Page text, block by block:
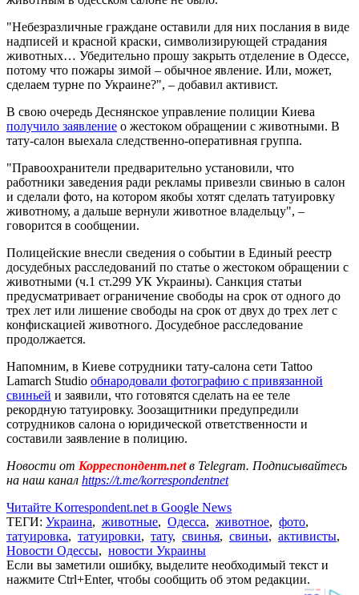
"Небезразличные граждане оставили для них послания в виде
надписей и красной краски, символизирующей страдания
животных… Убедительно прошу закрыть отделение в Одессе,
потому что пожары зимой – обычное явление. Или, может,
сделаем турне по Украине?", – добавил активист.
В свою очередь Деснянское управление полиции Киева
получило заявление о жестоком обращении с животными. В
тату-салон выехала следственно-оперативная группа.
"Правоохранители предварительно установили, что
работники заведения ради рекламы привезли свинью в салон
и сделали фото, на котором якобы хотят сделать татуировку
животному, а дальше вернули животное владельцу", –
говорится в сообщении.
Полицейские внесли сведения о событии в Единый реестр
досудебных расследований по статье о жестоком обращении с
животными (ч.1 ст.299 УК Украины). Санкция статьи
предусматривает ограничение свободы на срок от одного до
трех лет или лишение свободы на срок от двух до трех лет с
конфискацией животного. Досудебное расследование
продолжается.
Напомним, в Киеве сотрудники тату-салона сети Tattoo
Lamarch Studio обнародовали фотографию с привязанной
свиньей и заявили, что готовятся сделать на ее теле
рекордную татуировку. Зоозащитники предупредили
сотрудников салона о юридической ответственности и
составили заявление в полицию.
Новости от Корреспондент.netв Telegram. Подписывайтесь
на наш канал https://t.me/korrespondentnet
Читайте Korrespondent.net в Google News
ТЕГИ: Украина, животные, Одесса, животное, фото,
татуировка, татуировки, тату, свинья, свиньи, активисты,
Новости Одессы, новости Украины
Если вы заметили ошибку, выделите необходимый текст и
нажмите Ctrl+Enter, чтобы сообщить об этом редакции.